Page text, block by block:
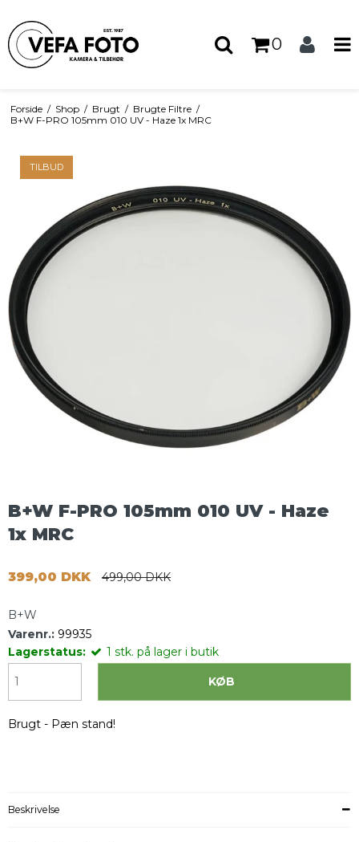
0
Forside / Shop / Brugt / Brugte Filtre /
B+W F-PRO 105mm 010 UV - Haze 1x MRC
TILBUD
B+W F-PRO 105mm 010 UV - Haze
1x MRC
399,00 DKK 499,00 DKK
B+W
Varenr.: 99935
Lagerstatus:
1 stk. på lager i butik
KØB
Brugt - Pæn stand!
Beskrivelse